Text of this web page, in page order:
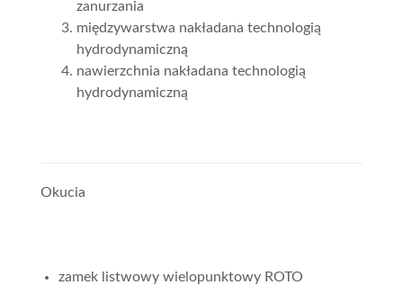
zanurzania
międzywarstwa nakładana technologią
hydrodynamiczną
nawierzchnia nakładana technologią
hydrodynamiczną
Okucia
zamek listwowy wielopunktowy ROTO